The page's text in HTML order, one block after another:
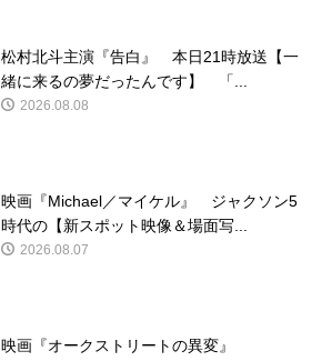
松村北斗主演『告白』 本日21時放送【一
緒に来るの夢だったんです】 「...
2026.08.08
映画『Michael／マイケル』 ジャクソン5
時代の【新スポット映像＆場面写...
2026.08.07
映画『オークストリートの異変』